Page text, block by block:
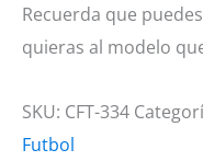
Recuerda que
quieras al modelo
SKU: CFT-334
Futbol